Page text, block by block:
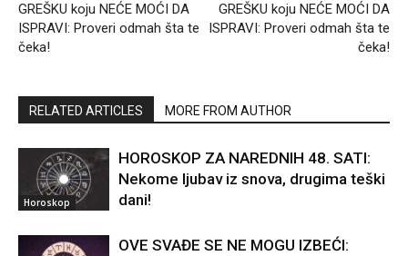
GREŠKU koju NEĆE MOĆI DA
ISPRAVI: Proveri odmah šta te
čeka!
GREŠKU koju NEĆE MOĆI DA
ISPRAVI: Proveri odmah šta te
čeka!
RELATED ARTICLES MORE FROM AUTHOR
Horoskop
HOROSKOP ZA NAREDNIH 48. SATI:
Nekome ljubav iz snova, drugima teški
dani!
OVE SVAĐE SE NE MOGU IZBEĆI: